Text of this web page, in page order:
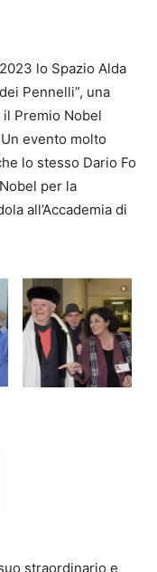
lo Spazio Alda
Pennelli”, una
Premio Nobel
evento molto
lo stesso Dario Fo
per la
all’Accademia di
straordinario e